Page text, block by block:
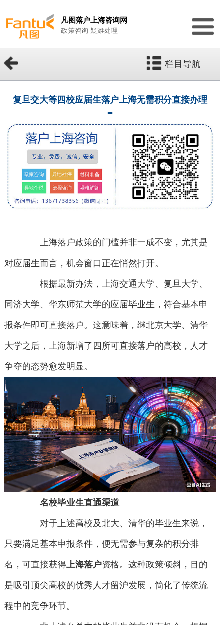
凡图落户上海咨询网
政策咨询 疑难处理
栏目导航
复旦交大等四校应届生落户上海无需积分直接办理
上海落户政策的门槛并非一成不变，尤其是
对应届生而言，机会窗口正在悄然打开。
根据最新办法，上海交通大学、复旦大学、
同济大学、华东师范大学的应届毕业生，符合基本申
报条件即可直接落户。这意味着，继北京大学、清华
大学之后，上海新增了四所可直接落户的高校，人才
争夺的态势愈发明显。
名校毕业生直通渠道
对于上述高校及北大、清华的毕业生来说，
只要满足基本申报条件，便无需参与复杂的积分排
名，可直接获得上海落户资格。这种政策倾斜，目的
是吸引顶尖高校的优秀人才留沪发展，简化了传统流
程中的竞争环节。